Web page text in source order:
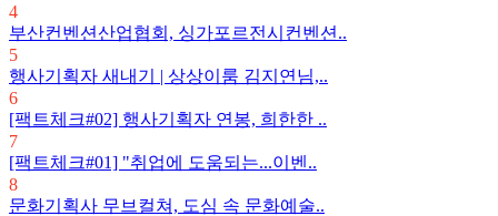
4
부산컨벤션산업협회, 싱가포르전시컨벤션..
5
행사기획자 새내기 | 상상이룸 김지연님,..
6
[팩트체크#02] 행사기획자 연봉, 희한한 ..
7
[팩트체크#01] "취업에 도움되는...이벤..
8
문화기획사 무브컬쳐, 도심 속 문화예술..